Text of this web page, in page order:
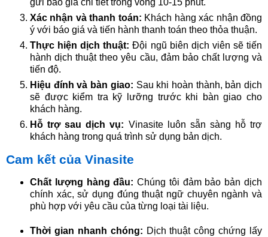
gửi báo giá chi tiết trong vòng 10-15 phút.​
Xác nhận và thanh toán: Khách hàng xác nhận đồng
ý với báo giá và tiến hành thanh toán theo thỏa thuận.​
Thực hiện dịch thuật: Đội ngũ biên dịch viên sẽ tiến
hành dịch thuật theo yêu cầu, đảm bảo chất lượng và
tiến độ.​
Hiệu đính và bàn giao: Sau khi hoàn thành, bản dịch
sẽ được kiểm tra kỹ lưỡng trước khi bàn giao cho
khách hàng.​
Hỗ trợ sau dịch vụ: Vinasite luôn sẵn sàng hỗ trợ
khách hàng trong quá trình sử dụng bản dịch.​
Cam kết của Vinasite
Chất lượng hàng đầu: Chúng tôi đảm bảo bản dịch
chính xác, sử dụng đúng thuật ngữ chuyên ngành và
phù hợp với yêu cầu của từng loại tài liệu.
Thời gian nhanh chóng: Dịch thuật công chứng lấy